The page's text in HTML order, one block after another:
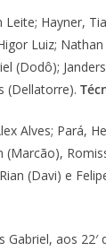
Leite; Hayner,
Luiz;
(Dodô);
(Dellatorre).
Alves; Pará,
(Marcão),
(Davi) e
Gabriel, aos 22′